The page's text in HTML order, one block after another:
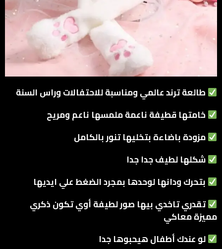
طالعة ترند عالمي ومناسبة للاحتفالات وراس السنة
خامتها قطيفة ناعمة ملمسها ناعم ومريح
مزودة باضاءة بتخليها تنور بالكامل
شكلها لطيف جدا جدا
بتحرك ودانها لوحدها بمجرد الضغط علي ايديها
تقدري تاخدي بيها صور لطيفة أوي تكون ذكري
مميزة معاكي
لو عندك أطفال هيحبوها جدا